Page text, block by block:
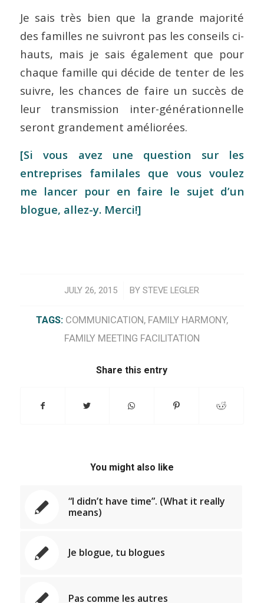
Je sais très bien que la grande majorité
des familles ne suivront pas les conseils ci-
hauts, mais je sais également que pour
chaque famille qui décide de tenter de les
suivre, les chances de faire un succès de
leur transmission inter-générationnelle
seront grandement améliorées.
[Si vous avez une question sur les
entreprises familales que vous voulez
me lancer pour en faire le sujet d’un
blogue, allez-y. Merci!]
JULY 26, 2015
/ BYSTEVE LEGLER
TAGS: COMMUNICATION, FAMILY HARMONY,
FAMILY MEETING FACILITATION
Share this entry
You might also like
“I didn’t have time”. (What it really
means)
Je blogue, tu blogues
Pas comme les autres